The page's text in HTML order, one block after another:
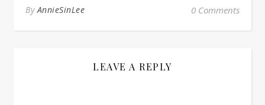
ByAnnieSinLee 0 Comments
LEAVE A REPLY